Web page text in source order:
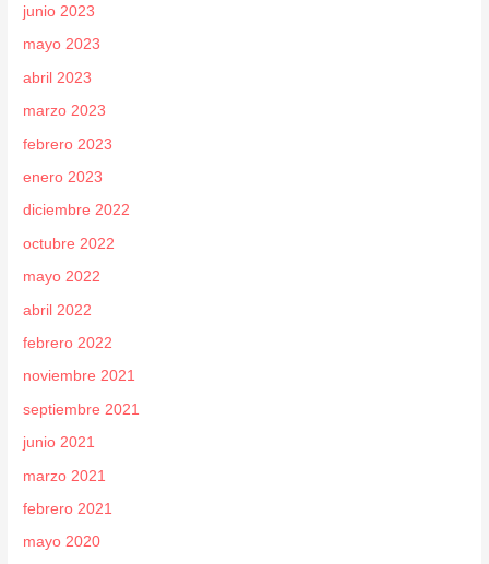
junio 2023
mayo 2023
abril 2023
marzo 2023
febrero 2023
enero 2023
diciembre 2022
octubre 2022
mayo 2022
abril 2022
febrero 2022
noviembre 2021
septiembre 2021
junio 2021
marzo 2021
febrero 2021
mayo 2020